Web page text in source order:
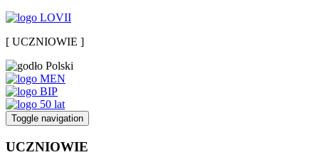
[ UCZNIOWIE ]
Toggle navigation
UCZNIOWIE